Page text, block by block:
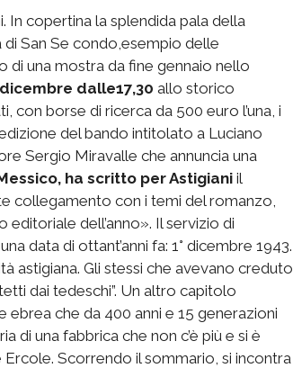
In copertina la splendida pala della
San Se condo,esempio delle
di una mostra da fine gennaio nello
dalle17,30 allo storico
con borse di ricerca da 500 euro l’una, i
del bando intitolato a Luciano
Sergio Miravalle che annuncia una
ha scritto per Astigianiil
collegamento con i temi del romanzo,
editoriale dell’anno». Il servizio di
data di ottant’anni fa: 1° dicembre 1943.
astigiana. Gli stessi che avevano creduto
dai tedeschi”. Un altro capitolo
che da 400 anni e 15 generazioni
di una fabbrica che non c’è più e si è
Scorrendo il sommario, si incontra